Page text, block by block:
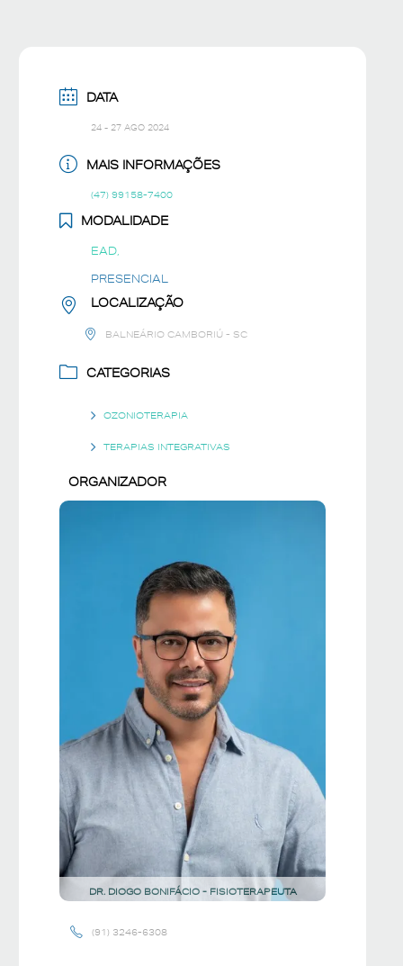
DATA
24 - 27 AGO 2024
MAIS INFORMAÇÕES
(47) 99158-7400
MODALIDADE
EAD,
PRESENCIAL
LOCALIZAÇÃO
BALNEÁRIO CAMBORIÚ - SC
CATEGORIAS
OZONIOTERAPIA
TERAPIAS INTEGRATIVAS
ORGANIZADOR
DR. DIOGO BONIFÁCIO - FISIOTERAPEUTA
(91) 3246-6308